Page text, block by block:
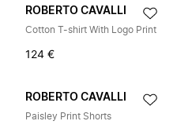
ROBERTO CAVALLI
Cotton T-shirt With Logo Print
124 €
ROBERTO CAVALLI
Paisley Print Shorts